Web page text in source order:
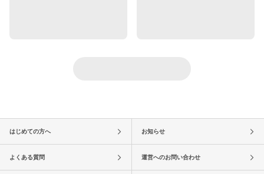
はじめての方へ お知らせ
よくある質問 運営へのお問い合わせ